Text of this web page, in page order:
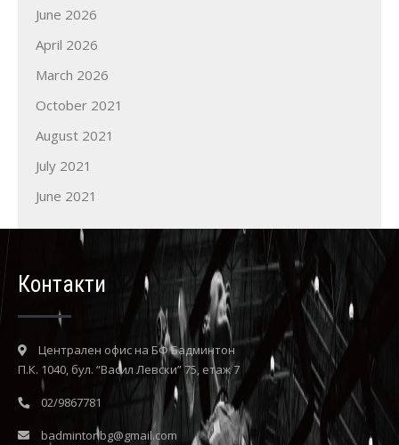
June 2026
April 2026
March 2026
October 2021
August 2021
July 2021
June 2021
Контакти
Централен офис на БФ Бадминтон
П.К. 1040, бул. “Васил Левски” 75, етаж 7
02/9867781
badmintonbg@gmail.com